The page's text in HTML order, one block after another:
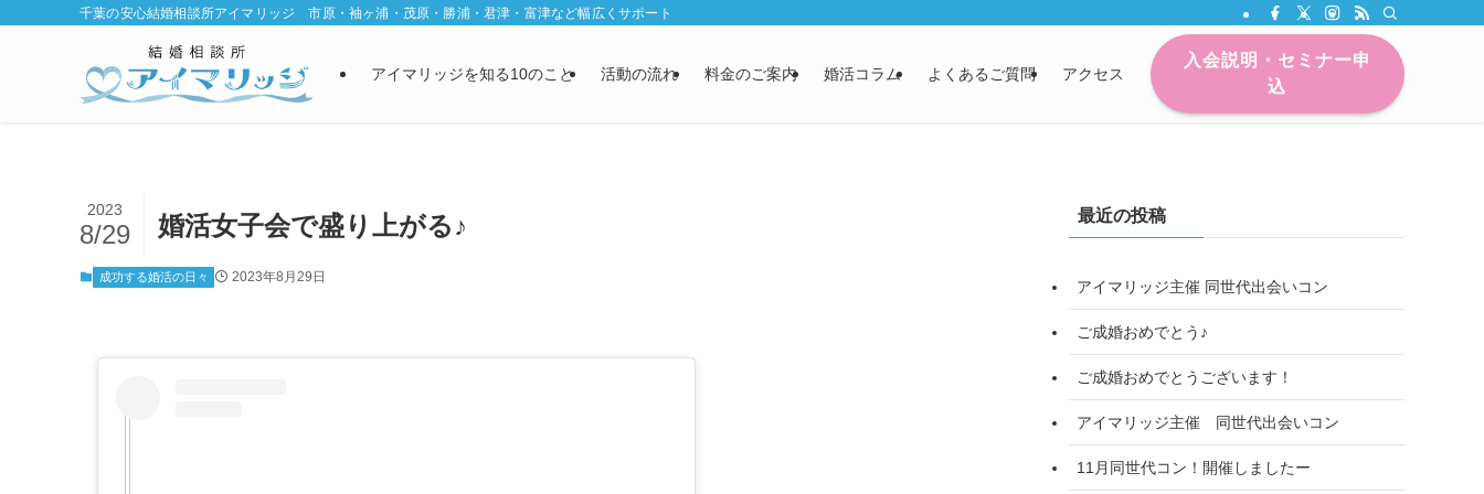
千葉の安心結婚相談所アイマリッジ 市原・袖ヶ浦・茂原・勝浦・君津・富津など幅広くサポート
アイマリッジを知る10のこと 活動の流れ 料金のご案内 婚活コラム よくあるご質問 アクセス
入会説明・セミナー申
込
婚活女子会で盛り上がる♪
2023
8/29
成功する婚活の日々 2023年8月29日
最近の投稿
アイマリッジ主催 同世代出会いコン
ご成婚おめでとう♪
ご成婚おめでとうございます！
アイマリッジ主催 同世代出会いコン
11月同世代コン！開催しましたー